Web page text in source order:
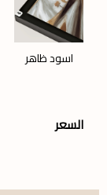
اسود ظاهر
السعر